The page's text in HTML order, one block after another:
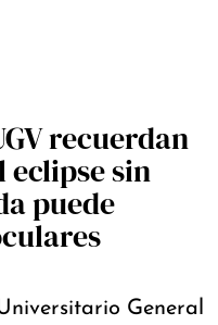
recuerdan
eclipse sin
puede
General